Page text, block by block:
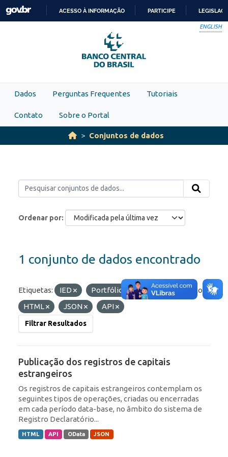
Skip to main content
PARA
O
CONTEÚDO
ACESSO À INFORMAÇÃO PARTICIPE
ENGLISH
Dados Perguntas Frequentes Tutoriais
Contato Sobre o Portal
Conjuntos de dados
Ordenar por
1 conjunto de dados encontrado
Etiquetas: IED Portfólio RDE
Formatos:
HTML
JSON API
Filtrar Resultados
Publicação dos registros de capitais
estrangeiros
Os registros de capitais estrangeiros contemplam os
seguintes tipos de operações, criadas ou encerradas
em cada período data-base, no âmbito do sistema de
Registro Declaratório...
HTML API OData JSON